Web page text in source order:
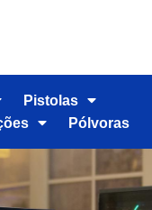
Pistolas
Pólvoras